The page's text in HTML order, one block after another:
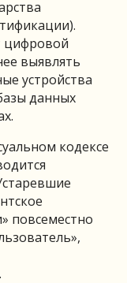
цифровой
выявлять
устройства
данных
кодексе
повсеместно